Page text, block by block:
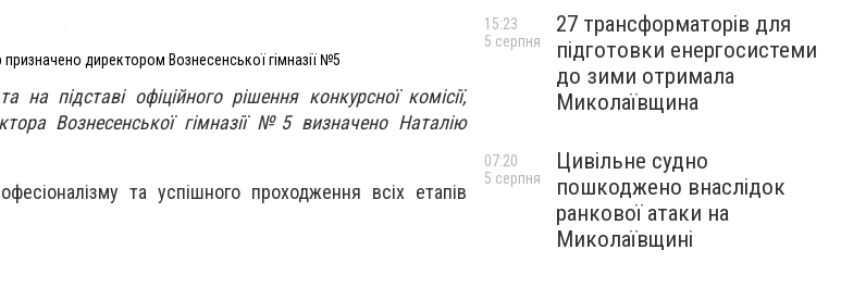
директором Вознесенської гімназії №5
на підставі офіційного рішення конкурсної комісії,
Вознесенської гімназії №5 визначено Наталію
та успішного проходження всіх етапів
27 трансформаторів для
підготовки енергосистеми
до зими отримала
Миколаївщина
15:23
5 серпня
Цивільне судно
пошкоджено внаслідок
ранкової атаки на
Миколаївщині
07:20
5 серпня